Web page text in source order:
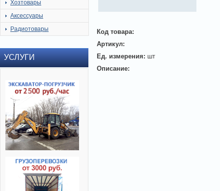
Хозтовары
Аксессуары
Радиотовары
УСЛУГИ
Код товара:
Артикул:
Ед. измерения: шт
Описание: